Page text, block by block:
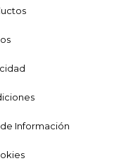
Información